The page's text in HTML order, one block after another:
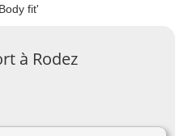
fit'
à Rodez